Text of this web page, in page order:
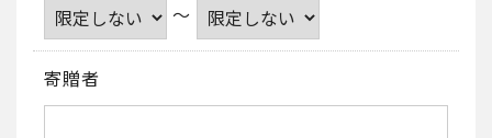
～
寄贈者